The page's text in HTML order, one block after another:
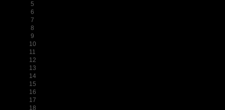
5
6
7
8
9
10
11
12
13
14
15
16
17
18